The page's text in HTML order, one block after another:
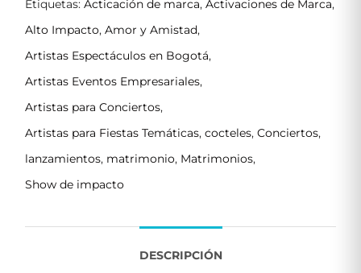
Etiquetas: Acticación de marca, Activaciones de Marca,
Alto Impacto, Amor y Amistad,
Artistas Espectáculos en Bogotá,
Artistas Eventos Empresariales,
Artistas para Conciertos,
Artistas para Fiestas Temáticas, cocteles, Conciertos,
lanzamientos, matrimonio, Matrimonios,
Show de impacto
DESCRIPCIÓN